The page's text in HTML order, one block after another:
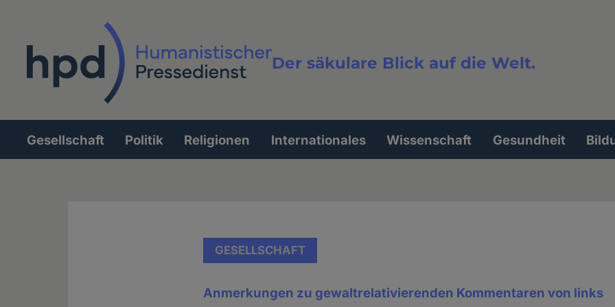
Der säkulare Blick auf die Welt.
Volltextsuche
Hauptnavigation
Gesellschaft Politik Religionen Internationales Wissenschaft Gesundheit
GESELLSCHAFT
Anmerkungen zu gewaltrelativierenden Kommentaren von links